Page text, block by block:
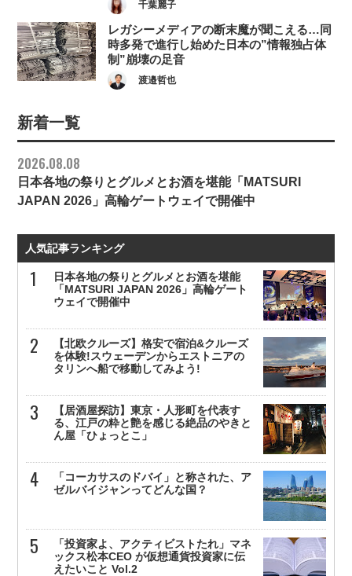
千葉麗子
レガシーメディアの断末魔が聞こえる…同
時多発で進行し始めた日本の”情報独占体
制”崩壊の足音
渡邉哲也
新着一覧
2026.08.08
日本各地の祭りとグルメとお酒を堪能「MATSURI
JAPAN 2026」高輪ゲートウェイで開催中
人気記事ランキング
日本各地の祭りとグルメとお酒を堪能
「MATSURI JAPAN 2026」高輪ゲート
ウェイで開催中
【北欧クルーズ】格安で宿泊&クルーズ
を体験!スウェーデンからエストニアの
タリンへ船で移動してみよう!
【居酒屋探訪】東京・人形町を代表す
る、江戸の粋と艶を感じる絶品のやきと
ん屋「ひょっとこ」
「コーカサスのドバイ」と称された、ア
ゼルバイジャンってどんな国？
「投資家よ、アクティビストたれ」マネ
ックス松本CEO が仮想通貨投資家に伝
えたいこと Vol.2